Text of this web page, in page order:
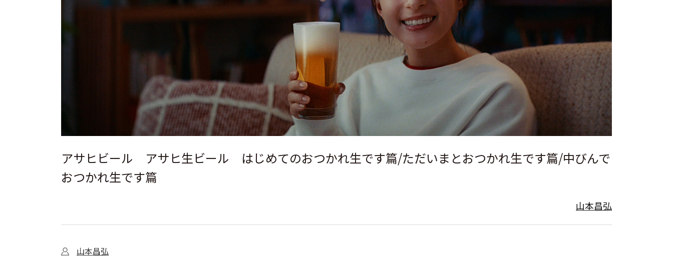
アサヒビール アサヒ生ビール はじめてのおつかれ生です篇/ただいまとおつかれ生です篇/中びんで
おつかれ生です篇
山本昌弘
山本昌弘